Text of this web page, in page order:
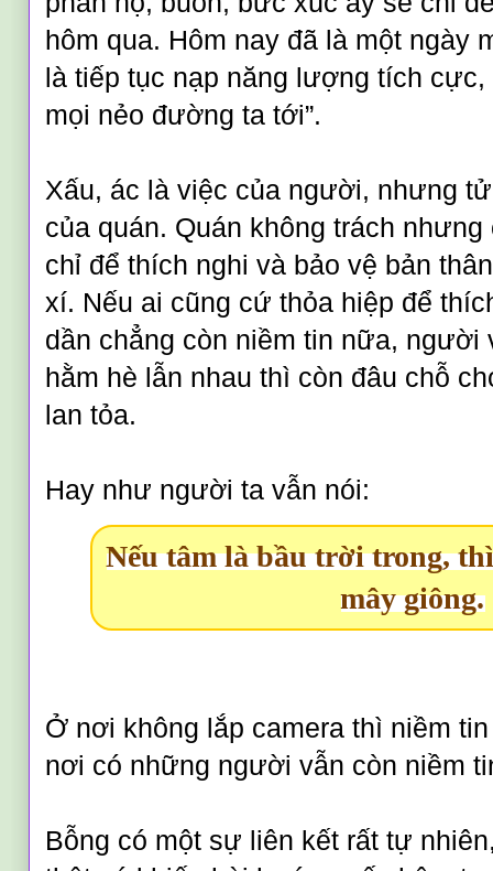
hôm qua. Hôm nay đã là một ngày
là tiếp tục nạp năng lượng tích
mọi nẻo đường ta tới”.
Xấu, ác là việc của người, nhưng
của quán. Quán không trách
chỉ để thích nghi và bảo vệ bản
xí. Nếu ai cũng cứ thỏa hiệp để
dần chẳng còn niềm tin nữa,
hằm hè lẫn nhau thì còn đâu chỗ
lan tỏa.
Hay như người ta vẫn nói:
Nếu tâm là bầu trời trong,
mây giông.
Ở nơi không lắp camera thì niềm
nơi có những người vẫn còn niềm
Bỗng có một sự liên kết rất tự